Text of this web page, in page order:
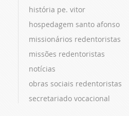
história pe. vitor
hospedagem santo afonso
missionários redentoristas
missões redentoristas
notícias
obras sociais redentoristas
secretariado vocacional